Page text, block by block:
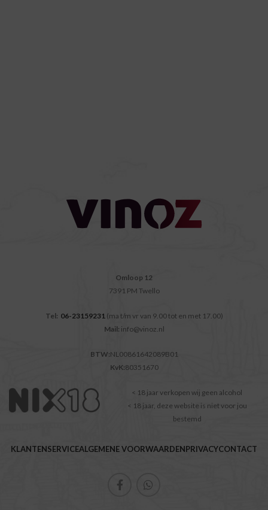
Omloop 12
7391 PM Twello
Tel: 06-23159231 (ma t/m vr van 9.00 tot en met 17.00)
Mail: info@vinoz.nl
BTW:NL00861642089B01
KvK:80351670
< 18 jaar verkopen wij geen alcohol
< 18 jaar, deze website is niet voor jou
bestemd
KLANTENSERVICEALGEMENE VOORWAARDENPRIVACYCONTACT